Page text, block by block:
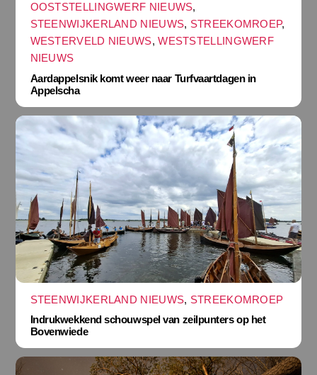
OOSTSTELLINGWERF NIEUWS,
STEENWIJKERLAND NIEUWS, STREEKOMROEP,
WESTERVELD NIEUWS,WESTSTELLINGWERF
NIEUWS
Aardappelsnik komt weer naar Turfvaartdagen in
Appelscha
STEENWIJKERLAND NIEUWS, STREEKOMROEP
Indrukwekkend schouwspel van zeilpunters op het
Bovenwiede